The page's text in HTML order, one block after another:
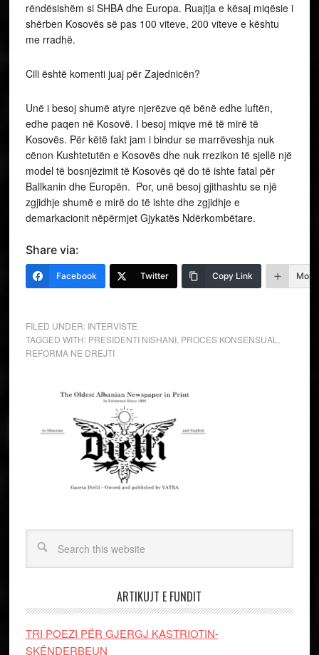
rëndësishëm si SHBA dhe Europa. Ruajtja e kësaj miqësie i
shërben Kosovës së pas 100 viteve, 200 viteve e kështu
me rradhë.
Cili është komenti juaj për Zajednicën?
Unë i besoj shumë atyre njerëzve që bënë edhe luftën,
edhe paqen në Kosovë. I besoj miqve më të mirë të
Kosovës. Për këtë fakt jam i bindur se marrëveshja nuk
cënon Kushtetutën e Kosovës dhe nuk rrezikon të sjellë një
model të bosnjëzimit të Kosovës që do të ishte fatal për
Ballkanin dhe Europën. Por, unë besoj gjithashtu se një
zgjidhje shumë e mirë do të ishte dhe zgjidhje e
demarkacionit nëpërmjet Gjykatës Ndërkombëtare.
Share via:
Facebook Twitter Copy Link More
FILED UNDER: INTERVISTE
TAGGED WITH: PRESIDENTI NISHANI, PROCES KONSENSUAL
REFORMA NE DREJTI
ARTIKUJT E FUNDIT
TRI POEZI PËR GJERGJ KASTRIOTIN-
SKËNDERBEUN